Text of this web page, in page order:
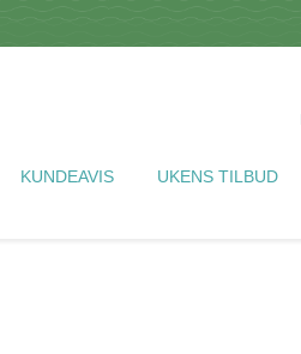
KUNDEAVIS UKENS TILBUD